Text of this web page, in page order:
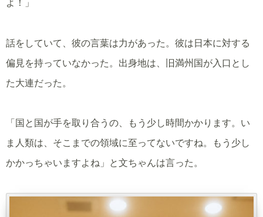
よ！」
話をしていて、彼の言葉は力があった。彼は日本に対する
偏見を持っていなかった。出身地は、旧満州国が入口とし
た大連だった。
「国と国が手を取り合うの、もう少し時間かかります。い
ま人類は、そこまでの領域に至ってないですね。もう少し
かかっちゃいますよね」と文ちゃんは言った。